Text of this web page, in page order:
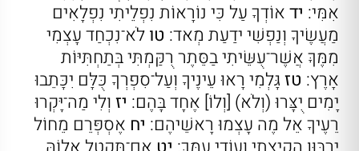
אִמִּי: ידאוֹדְךָ עַל כִּי נוֹרָאוֹת נִפְלֵיתִי נִפְלָאִים
מַעֲשֶׂיךָ וְנַפְשִׁי ידַעַת מְאד: טולֹא־נִכְחַד עָצְמִי
מִמֶּךָּ אֲשֶׁר־עֻשֵּׂיתִי בַסֵּתֶר רֻקַּמְתִּי בְּתַחְתִּיּוֹת
אָרֶץ: טזגָּלְמִי רָאוּ עֵינֶיךָ וְעַל־סִפְרְךָ כֻּלָּם יִכָּתֵבוּ
יָמִים יֻצָּרוּ (וְלֹא) [וְלוֹ] אֶחָד בָּהֶם: יזוְלִי מַה־יָּקְרוּ
רֵעֶיךָ אֵל מֶה עָצְמוּ רָאשֵׁיהֶם: יח אֶסְפְּרֵם מֵחוֹל